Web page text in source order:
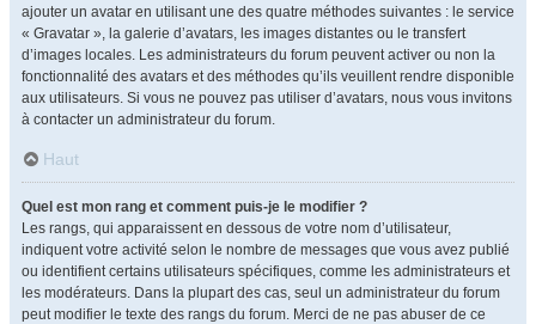
ajouter un avatar en utilisant une des quatre méthodes suivantes : le service
« Gravatar », la galerie d’avatars, les images distantes ou le transfert
d’images locales. Les administrateurs du forum peuvent activer ou non la
fonctionnalité des avatars et des méthodes qu’ils veuillent rendre disponible
aux utilisateurs. Si vous ne pouvez pas utiliser d’avatars, nous vous invitons
à contacter un administrateur du forum.
Haut
Quel est mon rang et comment puis-je le modifier ?
Les rangs, qui apparaissent en dessous de votre nom d’utilisateur,
indiquent votre activité selon le nombre de messages que vous avez publié
ou identifient certains utilisateurs spécifiques, comme les administrateurs et
les modérateurs. Dans la plupart des cas, seul un administrateur du forum
peut modifier le texte des rangs du forum. Merci de ne pas abuser de ce